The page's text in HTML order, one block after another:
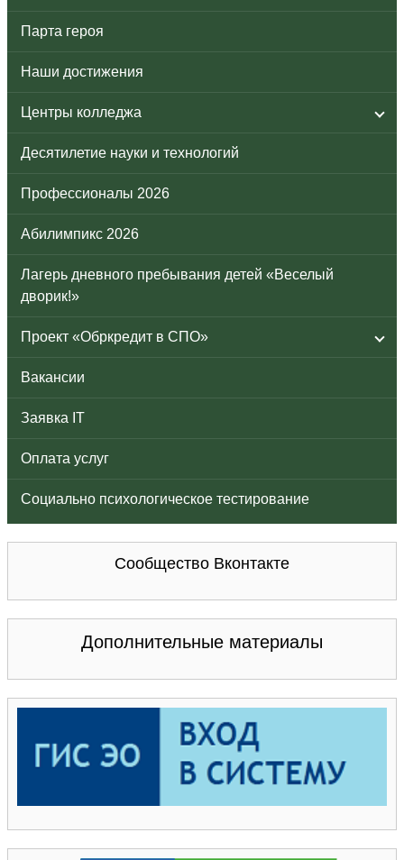
Парта героя
Наши достижения
Центры колледжа
Десятилетие науки и технологий
Профессионалы 2026
Абилимпикс 2026
Лагерь дневного пребывания детей «Веселый
дворик!»
Проект «Обркредит в СПО»
Вакансии
Заявка IT
Оплата услуг
Социально психологическое тестирование
Сообщество Вконтакте
Дополнительные материалы